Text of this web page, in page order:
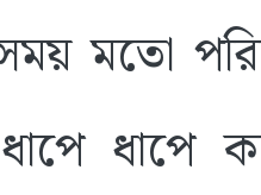
মতো
ধাপে